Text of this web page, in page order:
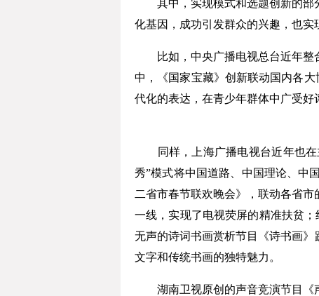
其中，实现模式和选题创新的部分
化基因，成功引发群众的兴趣，也实
比如，中央广播电视总台近年整
中，《国家宝藏》创新联动国内各
代化的表达，在青少年群体中广受好
同样，上海广播电视台近年也在
秀”模式将中国道路、中国理论、
二省市春节联欢晚会》，联动各省
一线，实现了电视荧屏的精准扶贫
无声的诗词书画赏析节目《诗书画
文字和传统书画的独特魅力。
湖南卫视原创的声音竞演节目《声